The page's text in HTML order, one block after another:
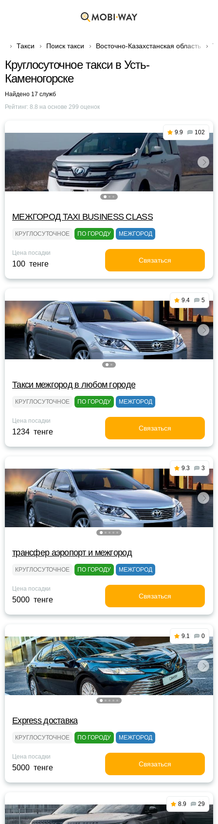
Такси Поиск такси Восточно-Казахстанская область
Круглосуточное такси в Усть-
Каменогорске
Найдено 17 служб
Рейтинг: 8.8 на основе 299 оценок
9.9 102
МЕЖГОРОД TAXI BUSINESS CLASS
КРУГЛОСУТОЧНОЕ ПО ГОРОДУ МЕЖГОРОД
Цена посадки
100 тенге Связаться
9.4 5
Такси межгород в любом городе
КРУГЛОСУТОЧНОЕ ПО ГОРОДУ МЕЖГОРОД
Цена посадки
1234 тенге Связаться
9.3 3
трансфер аэропорт и межгород
КРУГЛОСУТОЧНОЕ ПО ГОРОДУ МЕЖГОРОД
Цена посадки
5000 тенге Связаться
9.1 0
Express доставка
КРУГЛОСУТОЧНОЕ ПО ГОРОДУ МЕЖГОРОД
Цена посадки
5000 тенге Связаться
8.9 29